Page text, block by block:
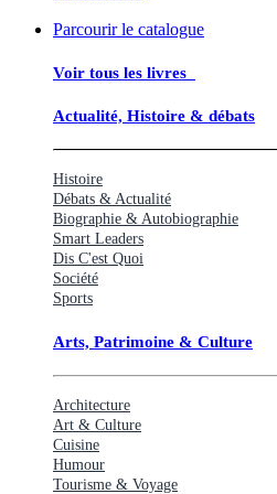
Parcourir le catalogue
Voir tous les livres
Actualité, Histoire & débats
Histoire
Débats & Actualité
Biographie & Autobiographie
Smart Leaders
Dis C'est Quoi
Société
Sports
Arts, Patrimoine & Culture
Architecture
Art & Culture
Cuisine
Humour
Tourisme & Voyage